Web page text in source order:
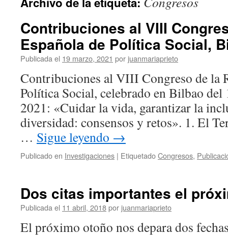
Contribuciones al VIII
Española de Política Social,
Publicada el 19 marzo, 2021 por juanmariaprieto
Contribuciones al VIII Congreso de la
Política Social, celebrado en Bilbao del
2021: «Cuidar la vida, garantizar la
diversidad: consensos y retos». 1. El
… Sigue leyendo →
Publicado en Investigaciones | EtiquetadoCongresos,
Dos citas importantes el
Publicada el 11 abril, 2018por juanmariaprieto
El próximo otoño nos depara dos